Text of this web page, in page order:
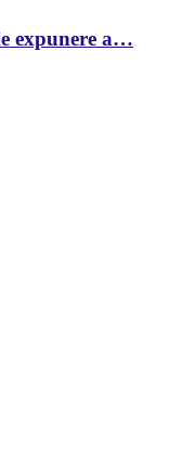
expunere a…